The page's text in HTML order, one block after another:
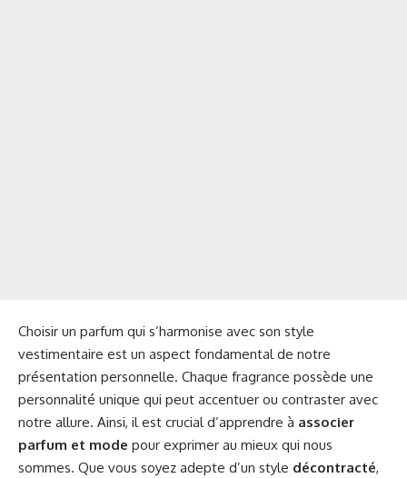
Choisir un parfum qui s’harmonise avec son style
vestimentaire est un aspect fondamental de notre
présentation personnelle. Chaque fragrance possède une
personnalité unique qui peut accentuer ou contraster avec
notre allure. Ainsi, il est crucial d’apprendre à associer
parfum et mode pour exprimer au mieux qui nous
sommes. Que vous soyez adepte d’un style décontracté,